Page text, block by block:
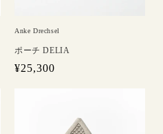
Anke Drechsel
ポーチ DELIA
通
¥25,300